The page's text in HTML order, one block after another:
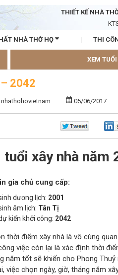
THIẾT KẾ NHÀ
NHÀ THỜ HỌ THI
XEM
2042
05/06/2017
tuổi xây nhà năm
gia chủ cung cấp:
dương lịch: 2001
âm lịch: Tân Tị
kiến khởi công: 2042
thời điểm xây nhà là vô cùng
việc còn lại là xác định thời
năm tốt sẽ khiến cho Phong
việc chọn ngày, giờ, tháng năm